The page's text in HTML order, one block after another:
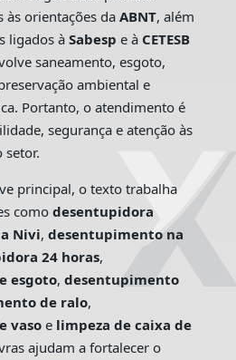
às orientações da ABNT, além
ligados à Sabesp e à CETESB
saneamento, esgoto,
ambiental e
Portanto, o atendimento é
segurança e atenção às
setor.
principal, o texto trabalha
comodesentupidora
Nivi, desentupimento na
24 horas,
esgoto, desentupimento
de ralo,
vasoe limpeza de caixa de
ajudam a fortalecer o